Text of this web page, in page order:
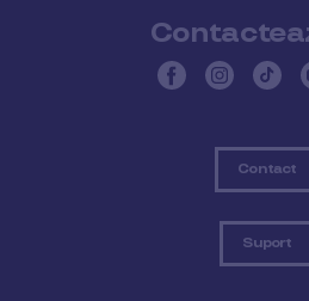
Contact
Suport